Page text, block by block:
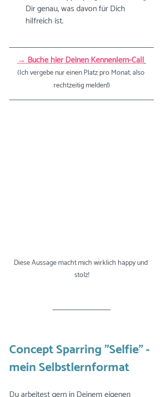
Dir genau, was davon für Dich
hilfreich ist.
→ Buche hier Deinen Kennenlern-Call
(Ich vergebe nur einen Platz pro Monat, also
rechtzeitig melden!)
Diese Aussage macht mich wirklich happy und
stolz!
Concept Sparring "Selfie" -
mein Selbstlernformat